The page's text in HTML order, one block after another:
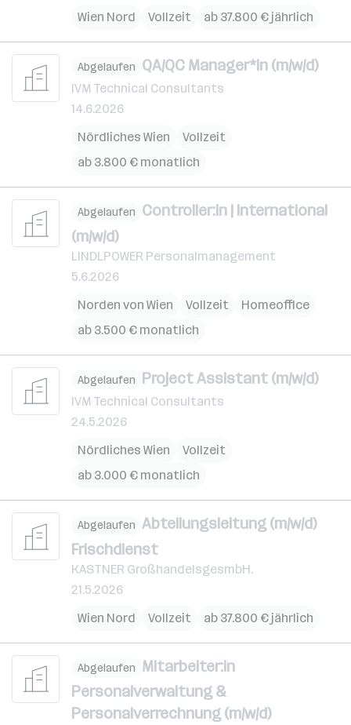
Wien Nord Vollzeit ab 37.800 € jährlich
Abgelaufen QA/QC Manager*in (m/w/d)
IVM Technical Consultants
14.6.2026
Nördliches Wien
Vollzeit
ab 3.800 € monatlich
Abgelaufen Controller:in | International
(m/w/d)
LINDLPOWER Personalmanagement
5.6.2026
Norden von Wien
Vollzeit
Homeoffice
ab 3.500 € monatlich
Abgelaufen Project Assistant (m/w/d)
IVM Technical Consultants
24.5.2026
Nördliches Wien
Vollzeit
ab 3.000 € monatlich
Abgelaufen Abteilungsleitung (m/w/d)
Frischdienst
KASTNER GroßhandelsgesmbH.
21.5.2026
Wien Nord
Vollzeit ab 37.800 € jährlich
Abgelaufen Mitarbeiter:in
Personalverwaltung &
Personalverrechnung (m/w/d)